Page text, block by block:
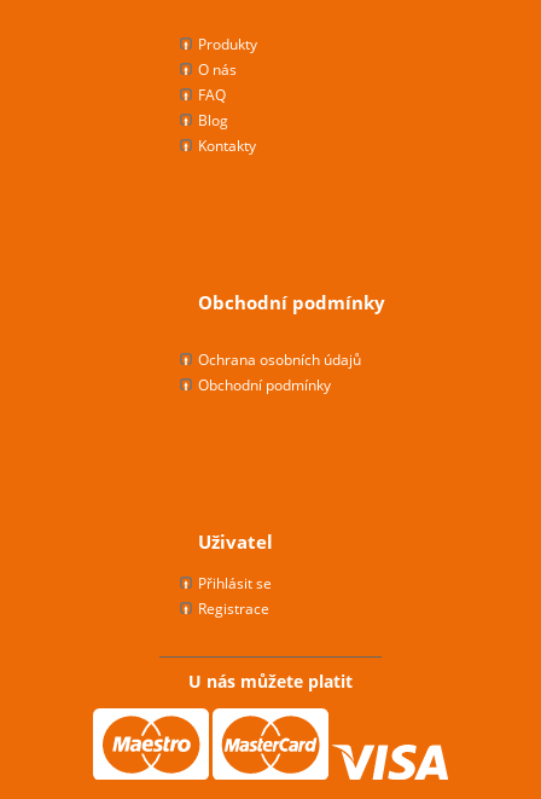
Produkty
O nás
FAQ
Blog
Kontakty
Obchodní podmínky
Ochrana osobních údajů
Obchodní podmínky
Uživatel
Přihlásit se
Registrace
U nás můžete platit